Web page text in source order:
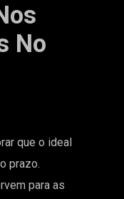
No
que o ideal
prazo.
para as